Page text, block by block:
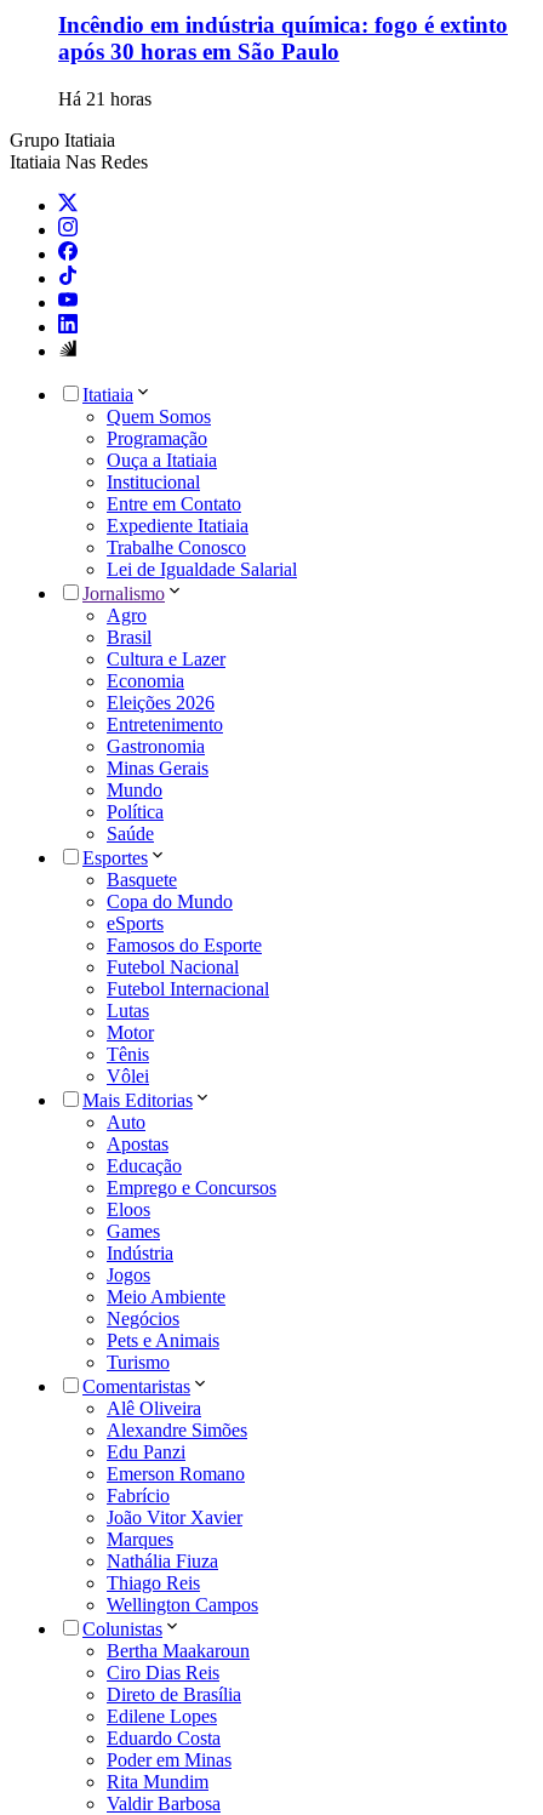
Incêndio em indústria química: fogo é extinto
após 30 horas em São Paulo
Há 21 horas
Grupo Itatiaia
Itatiaia Nas Redes
Itatiaia
Quem Somos
Programação
Ouça a Itatiaia
Institucional
Entre em Contato
Expediente Itatiaia
Trabalhe Conosco
Lei de Igualdade Salarial
Jornalismo
Agro
Brasil
Cultura e Lazer
Economia
Eleições 2026
Entretenimento
Gastronomia
Minas Gerais
Mundo
Política
Saúde
Esportes
Basquete
Copa do Mundo
eSports
Famosos do Esporte
Futebol Nacional
Futebol Internacional
Lutas
Motor
Tênis
Vôlei
Mais Editorias
Auto
Apostas
Educação
Emprego e Concursos
Eloos
Games
Indústria
Jogos
Meio Ambiente
Negócios
Pets e Animais
Turismo
Comentaristas
Alê Oliveira
Alexandre Simões
Edu Panzi
Emerson Romano
Fabrício
João Vitor Xavier
Marques
Nathália Fiuza
Thiago Reis
Wellington Campos
Colunistas
Bertha Maakaroun
Ciro Dias Reis
Direto de Brasília
Edilene Lopes
Eduardo Costa
Poder em Minas
Rita Mundim
Valdir Barbosa